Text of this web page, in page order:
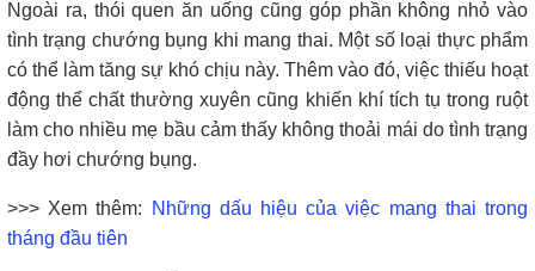
Ngoài ra, thói quen ăn uống cũng góp phần không nhỏ vào
tình trạng chướng bụng khi mang thai. Một số loại thực phẩm
có thể làm tăng sự khó chịu này. Thêm vào đó, việc thiếu hoạt
động thể chất thường xuyên cũng khiến khí tích tụ trong ruột
làm cho nhiều mẹ bầu cảm thấy không thoải mái do tình trạng
đầy hơi chướng bụng.
>>> Xem thêm:
Những dấu hiệu của việc mang thai trong
tháng đầu tiên